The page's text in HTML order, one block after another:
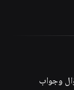
وجواب